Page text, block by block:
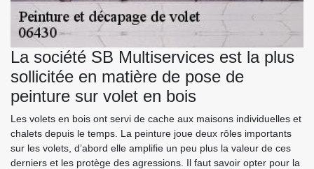
La société SB Multiservices est la plus
sollicitée en matière de pose de
peinture sur volet en bois
Les volets en bois ont servi de cache aux maisons individuelles et
chalets depuis le temps. La peinture joue deux rôles importants
sur les volets, d’abord elle amplifie un peu plus la valeur de ces
derniers et les protège des agressions. Il faut savoir opter pour la